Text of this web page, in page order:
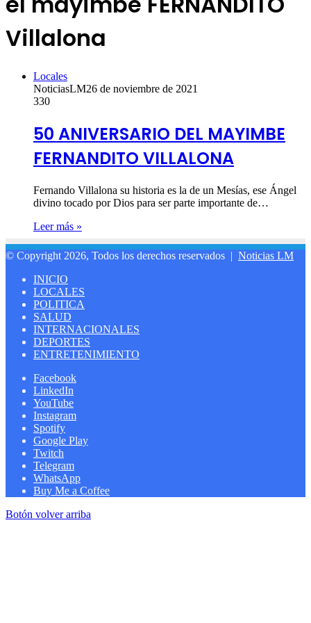
Villalona
Locales
NoticiasLM26 de noviembre de 2021
330
50 ANIVERSARIO DEL MAYIMBE
FERNANDITO VILLALONA
Fernando Villalona su historia es la de un Mesías, ese Ángel
divino tocado por Dios para ser parte importante de…
Leer más »
© Copyright 2026, Todos los derechos reservados | Noticias LM
INICIO
LOCALES
POLITICA
SALUD
INTERNACIONALES
DEPORTES
ENTRETENIMIENTO
Facebook
LinkedIn
YouTube
Instagram
Spotify
Google Play
Twitch
Telegram
WhatsApp
Buy Me a Coffee
Botón volver arriba